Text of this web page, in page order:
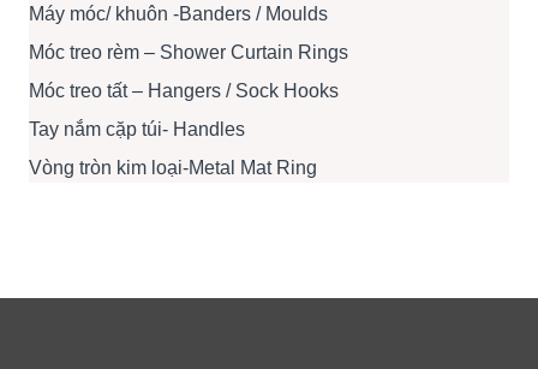
Máy móc/ khuôn -Banders / Moulds
Móc treo rèm – Shower Curtain Rings
Móc treo tất – Hangers / Sock Hooks
Tay nắm cặp túi- Handles
Vòng tròn kim loại-Metal Mat Ring